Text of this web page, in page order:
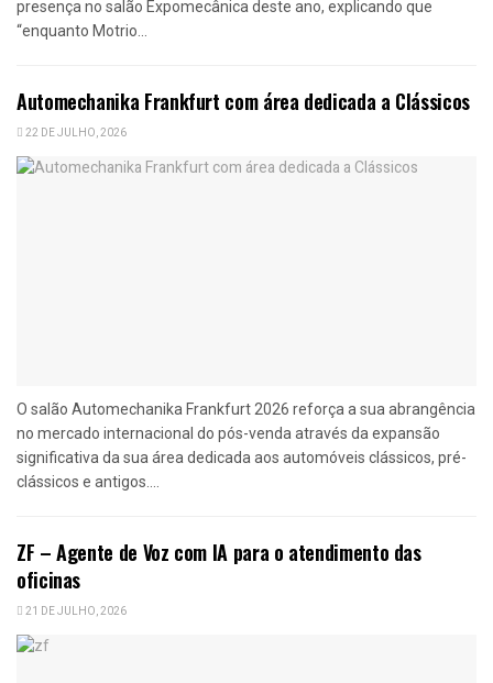
presença no salão Expomecânica deste ano, explicando que
“enquanto Motrio...
Automechanika Frankfurt com área dedicada a Clássicos
22 DE JULHO, 2026
O salão Automechanika Frankfurt 2026 reforça a sua abrangência
no mercado internacional do pós-venda através da expansão
significativa da sua área dedicada aos automóveis clássicos, pré-
clássicos e antigos....
ZF – Agente de Voz com IA para o atendimento das
oficinas
21 DE JULHO, 2026